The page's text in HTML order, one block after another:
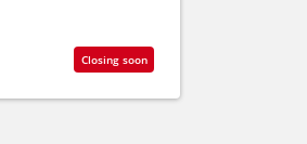
Closing soon